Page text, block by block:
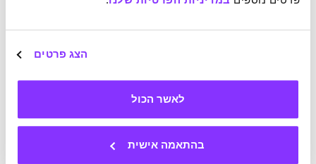
הצג פרטים
לאשר הכול
בהתאמה אישית
כמו אורות ניאון בווגאס, אך המוסדות נכשלו בדמיון האפשרות
כלים לחיבור בין ההווה, העבר, העתיד – והאנשים שחיים
ולמרות הכול, ונקטראמן מדגישה כי אף אחת מהתוצאות של